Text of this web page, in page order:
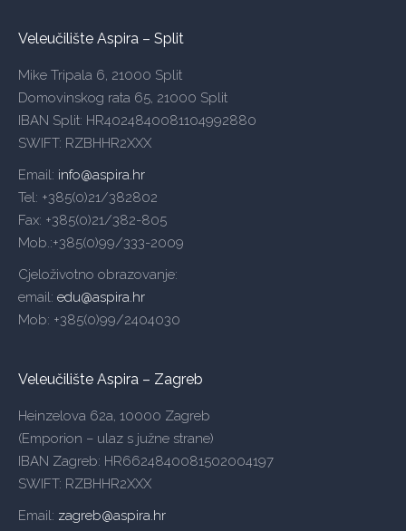
Veleučilište Aspira – Split
Mike Tripala 6, 21000 Split
Domovinskog rata 65, 21000 Split
IBAN Split: HR4024840081104992880
SWIFT: RZBHHR2XXX
Email: info@aspira.hr
Tel: +385(0)21/382802
Fax: +385(0)21/382-805
Mob.:+385(0)99/333-2009
Cjeloživotno obrazovanje:
email: edu@aspira.hr
Mob: +385(0)99/2404030
Veleučilište Aspira – Zagreb
Heinzelova 62a, 10000 Zagreb
(Emporion – ulaz s južne strane)
IBAN Zagreb: HR6624840081502004197
SWIFT: RZBHHR2XXX
Email: zagreb@aspira.hr